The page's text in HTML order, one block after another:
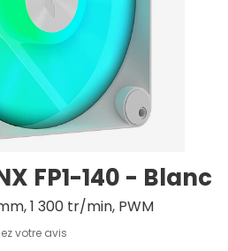
FP1-140 - Blanc
1 300 tr/min, PWM
votre avis